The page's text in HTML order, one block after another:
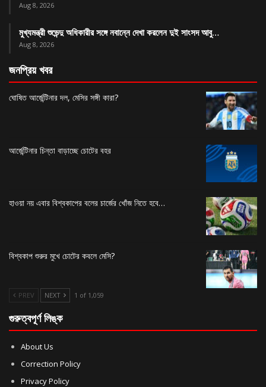
Aug 8, 2026
মুখ্যমন্ত্রী শুভেন্দু অধিকারীর সঙ্গে নবান্নে দেখা করলেন দুই সাংসদ আবু…
Aug 8, 2026
জনপ্রিয় খবর
ঘোষিত আর্জেন্টিনার দল, মেসির সঙ্গী কারা?
আর্জেন্টিনার চিন্তা বাড়াচ্ছে চোটের বহর
হাওয়া নয় এবার বিশ্বকাপের বলের চার্জের খোঁজ নিতে হবে…
বিশ্বকাপ শুরুর মুখে চোটের কবলে মেসি?
PREV NEXT 1 of 1,059
গুরুত্বপূর্ণ লিঙ্ক
About Us
Correction Policy
Privacy Policy